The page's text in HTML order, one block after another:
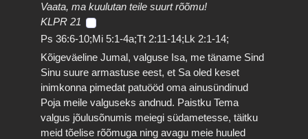
Vaata, ma kuulutan teile suurt rõõmu!
KLPR 21
Ps 36:6-10;Mi 5:1-4a;Tt 2:11-14;Lk 2:1-14;
Kõigeväeline Jumal, valguse Isa, me täname Sind
Sinu suure armastuse eest, et Sa oled keset
inimkonna pimedat patuööd oma ainusündinud
Poja meile valguseks andnud. Paistku Tema
valgus jõulusõnumis meiegi südametesse, täitku
meid tõelise rõõmuga ning avagu meie huuled